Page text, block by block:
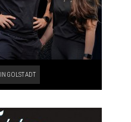
INGOLSTADT